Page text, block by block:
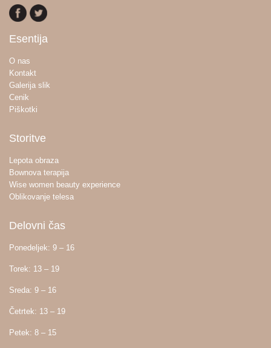
Esentija
O nas
Kontakt
Galerija slik
Cenik
Piškotki
Storitve
Lepota obraza
Bownova terapija
Wise women beauty experience
Oblikovanje telesa
Delovni čas
Ponedeljek: 9 – 16
Torek: 13 – 19
Sreda: 9 – 16
Četrtek: 13 – 19
Petek: 8 – 15